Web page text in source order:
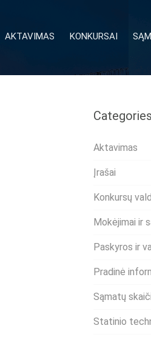
AKTAVIMAS KONKURSAI
Categories
Aktavimas
Įrašai
Konkursų
Mokėjimai ir
Paskyros ir
Pradinė
Sąmatų
Statinio